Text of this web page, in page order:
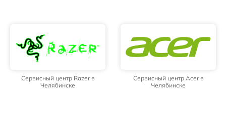
Сервисный центр Razer в
Челябинске
Сервисный центр Acer в
Челябинске